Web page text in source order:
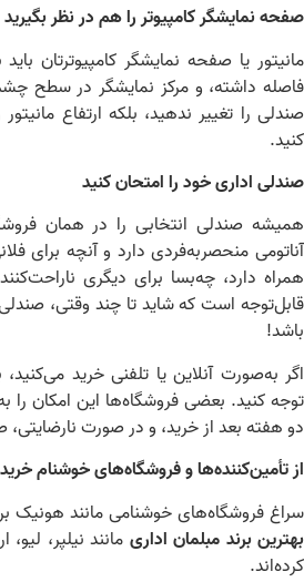
نمایشگر کامپیوتر را هم در نظر بگیرید
یا صفحه نمایشگر کامپیوترتان
داشته، و مرکز نمایشگر در سطح
را تغییر ندهید، بلکه ارتفاع مانیتور
اداری خود را امتحان کنید
صندلی انتخابی را در همان
منحصربه‌فردی دارد و آنچه برای
دارد، چه‌بسا برای دیگری
است که شاید تا چند وقتی،
به‌صورت آنلاین یا تلفنی خرید می‌کنید،
کنید. بعضی فروشگاه‌ها این امکان را
هفته بعد از خرید، و در صورت نارضایتی،
تأمین‌کننده‌ها و فروشگاه‌های خوشنام خرید
فروشگاه‌های خوشنامی مانند هونیک
برند مبلمان اداریمانند نیلپر، لیو،